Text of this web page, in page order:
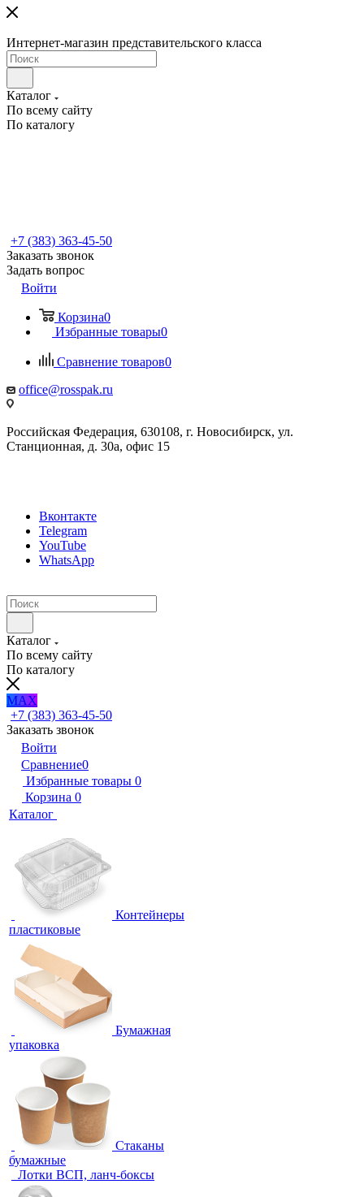
Интернет-магазин представительского класса
Каталог
По всему сайту
По каталогу
+7 (383) 363-45-50
Заказать звонок
Задать вопрос
Войти
Корзина0
Избранные товары0
Сравнение товаров0
office@rosspak.ru
Российская Федерация, 630108, г. Новосибирск, ул.
Станционная, д. 30а, офис 15
Вконтакте
Telegram
YouTube
WhatsApp
Каталог
По всему сайту
По каталогу
MAX
+7 (383) 363-45-50
Заказать звонок
Войти
Сравнение0
Избранные товары 0
Корзина 0
Каталог
Контейнеры
пластиковые
Бумажная
упаковка
Стаканы
бумажные
Лотки ВСП, ланч-боксы